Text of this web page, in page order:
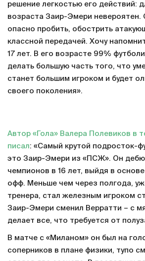
решение легкостью его действий:
возраста Заир-Эмери невероятен.
опасно пробить, обострить
классной передачей. Хочу
17 лет. В его возрасте 99%
делать большую часть того, что
станет большим игроком и будет
своего поколения».
Автор «Гола» Валера Полевиков в
писал: «Самый крутой подросток-
это Заир-Эмери из «ПСЖ». Он
чемпионов в 16 лет, выйдя в
офф. Меньше чем через полгода,
тренера, стал железным игроком
Заир-Эмери сменил Верратти – с
делает все, что требуется от
В матче с «Миланом» он был на
соперников в плане физики, тупо